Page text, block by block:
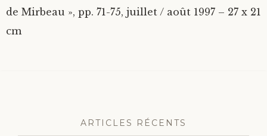
de Mirbeau », pp. 71-75, juillet / août 1997 – 27 x 21
cm
ARTICLES RÉCENTS